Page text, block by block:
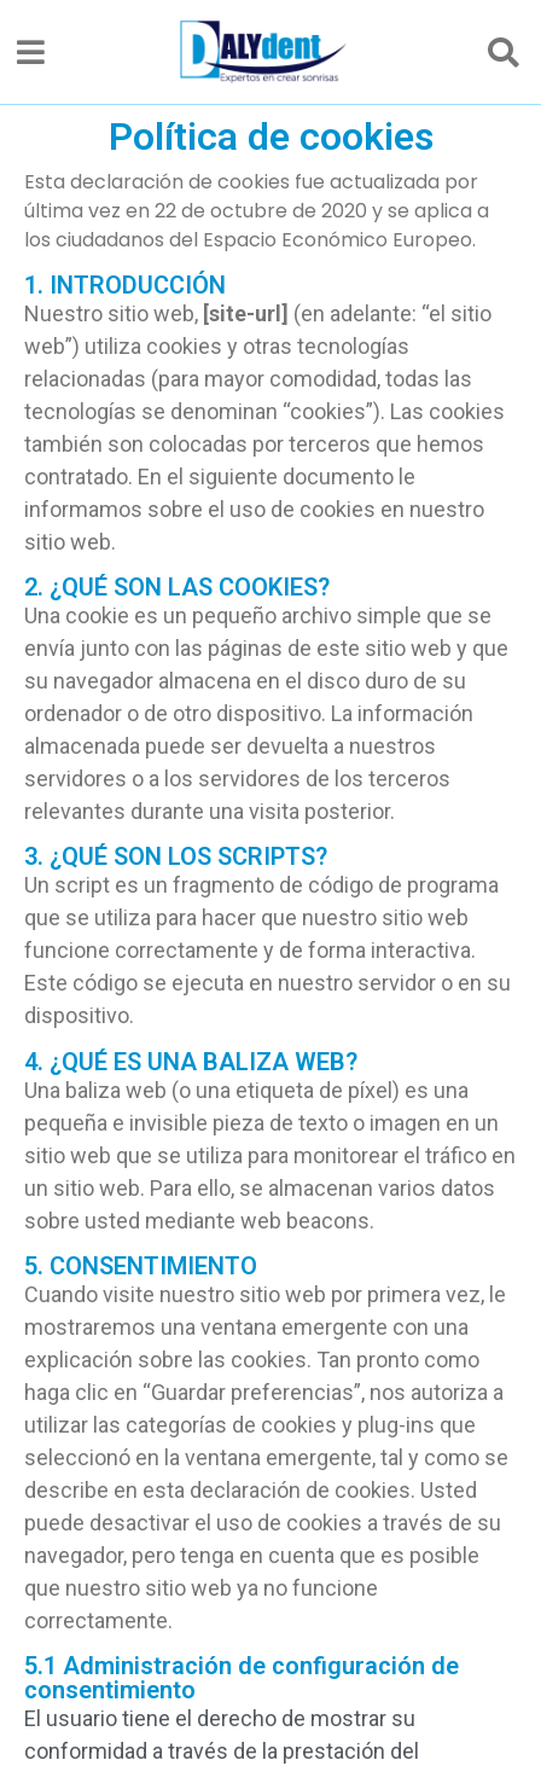
Política de cookies
Esta declaración de cookies fue actualizada por
última vez en 22 de octubre de 2020 y se aplica a
los ciudadanos del Espacio Económico Europeo.
1. INTRODUCCIÓN
Nuestro sitio web, [site-url] (en adelante: “el sitio
web”) utiliza cookies y otras tecnologías
relacionadas (para mayor comodidad, todas las
tecnologías se denominan “cookies”). Las cookies
también son colocadas por terceros que hemos
contratado. En el siguiente documento le
informamos sobre el uso de cookies en nuestro
sitio web.
2. ¿QUÉ SON LAS COOKIES?
Una cookie es un pequeño archivo simple que se
envía junto con las páginas de este sitio web y que
su navegador almacena en el disco duro de su
ordenador o de otro dispositivo. La información
almacenada puede ser devuelta a nuestros
servidores o a los servidores de los terceros
relevantes durante una visita posterior.
3. ¿QUÉ SON LOS SCRIPTS?
Un script es un fragmento de código de programa
que se utiliza para hacer que nuestro sitio web
funcione correctamente y de forma interactiva.
Este código se ejecuta en nuestro servidor o en su
dispositivo.
4. ¿QUÉ ES UNA BALIZA WEB?
Una baliza web (o una etiqueta de píxel) es una
pequeña e invisible pieza de texto o imagen en un
sitio web que se utiliza para monitorear el tráfico en
un sitio web. Para ello, se almacenan varios datos
sobre usted mediante web beacons.
5. CONSENTIMIENTO
Cuando visite nuestro sitio web por primera vez, le
mostraremos una ventana emergente con una
explicación sobre las cookies. Tan pronto como
haga clic en “Guardar preferencias”, nos autoriza a
utilizar las categorías de cookies y plug-ins que
seleccionó en la ventana emergente, tal y como se
describe en esta declaración de cookies. Usted
puede desactivar el uso de cookies a través de su
navegador, pero tenga en cuenta que es posible
que nuestro sitio web ya no funcione
correctamente.
5.1 Administración de configuración de
consentimiento
El usuario tiene el derecho de mostrar su
conformidad a través de la prestación del